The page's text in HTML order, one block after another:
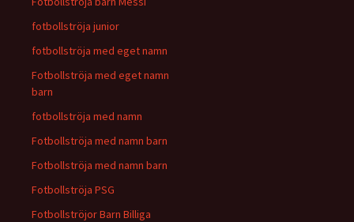
fotbollströja junior
fotbollströja med eget namn
Fotbollströja med eget namn
barn
fotbollströja med namn
Fotbollströja med namn barn
Fotbollströja med namn barn
Fotbollströja PSG
Fotbollströjor Barn Billiga